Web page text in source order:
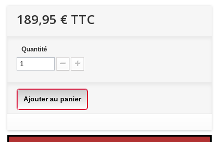
189,95 € TTC
Quantité
Ajouter au panier